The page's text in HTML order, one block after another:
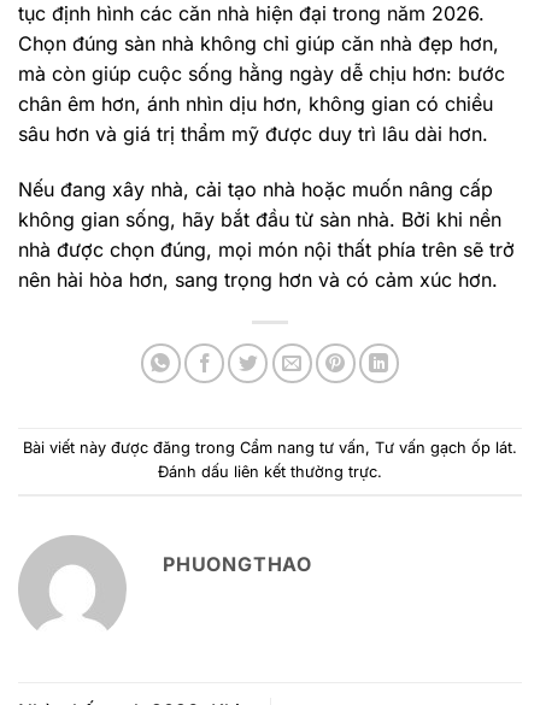
tục định hình các căn nhà hiện đại trong năm 2026.
Chọn đúng sàn nhà không chỉ giúp căn nhà đẹp hơn,
mà còn giúp cuộc sống hằng ngày dễ chịu hơn: bước
chân êm hơn, ánh nhìn dịu hơn, không gian có chiều
sâu hơn và giá trị thẩm mỹ được duy trì lâu dài hơn.
Nếu đang xây nhà, cải tạo nhà hoặc muốn nâng cấp
không gian sống, hãy bắt đầu từ sàn nhà. Bởi khi nền
nhà được chọn đúng, mọi món nội thất phía trên sẽ trở
nên hài hòa hơn, sang trọng hơn và có cảm xúc hơn.
Bài viết này được đăng trong Cẩm nang tư vấn, Tư vấn gạch ốp lát.
Đánh dấu liên kết thường trực.
PHUONGTHAO